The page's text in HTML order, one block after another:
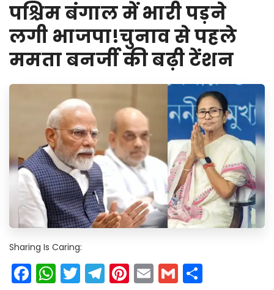
पश्चिम बंगाल में भारी पड़ने
लगी भाजपा!चुनाव से पहले
ममता बनर्जी की बढ़ी टेंशन
Sharing Is Caring:
Facebook
WhatsApp
Twitter
Telegram
Pinterest
EmailGmail